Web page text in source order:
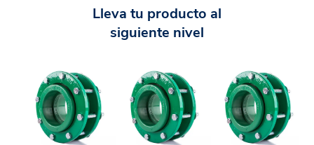
Lleva tu producto al
siguiente nivel